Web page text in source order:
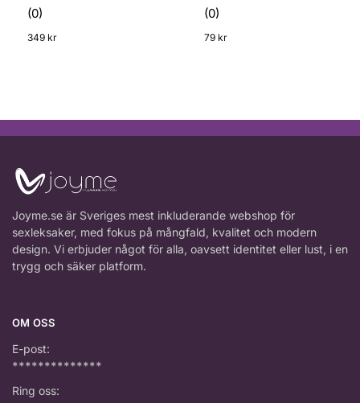
(0)
349 kr
(0)
79 kr
Joyme.se är Sveriges mest inkluderande webshop för
sexleksaker, med fokus på mångfald, kvalitet och modern
design. Vi erbjuder något för alla, oavsett identitet eller lust, i en
trygg och säker platform.
OM OSS
E-post:
**************
Ring oss: